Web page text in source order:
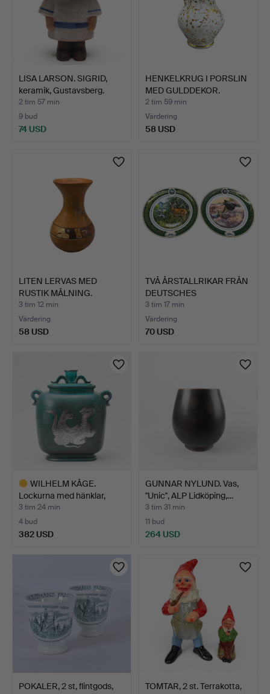
LISA LARSON. SIGRID,
keramik, Gustavsberg.
2 tim 57 min
9 bud
74 USD
HENKELKRUG I PORSLIN
MED GULDDEKOR.
2 tim 59 min
Värdering
58 USD
LITEN LERVAS MED
RUSTIK MÅLNING.
3 tim 12 min
Värdering
58 USD
TVÅ ÅRSTALLRIKAR FRÅN
DEUTSCHES
JAGDMUSEUM…
3 tim 17 min
Värdering
70 USD
WILHELM KÅGE.
Lockurna med hänklar,
stengo…
3 tim 24 min
4 bud
382 USD
GUNNAR NYLUND. Vas,
"Unic", ALP Lidköping,…
3 tim 31 min
11 bud
264 USD
POKALER, 2 st, flintgods,
TOMTAR, 2 st. Terrakotta,